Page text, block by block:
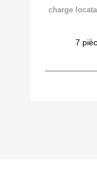
charge
7